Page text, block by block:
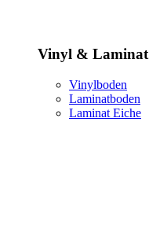
Vinyl & Laminat
Vinylboden
Laminatboden
Laminat Eiche